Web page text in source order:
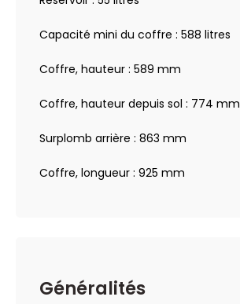
Capacité mini du coffre : 588 litres
Coffre, hauteur : 589 mm
Coffre, hauteur depuis sol : 774 mm
Surplomb arrière : 863 mm
Coffre, longueur : 925 mm
Généralités